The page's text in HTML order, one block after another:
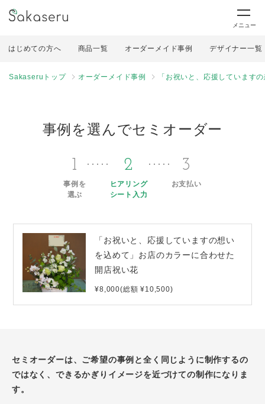
メニュー
はじめての方へ 商品一覧 オーダーメイド事例 デザイナー一覧
Sakaseruトップ オーダーメイド事例 「お祝いと、応援しています
事例を選んでセミオーダー
1
事例を
選ぶ
2
ヒアリング
シート入力
3
お支払い
「お祝いと、応援していますの想い
を込めて」お店のカラーに合わせた
開店祝い花
¥8,000(総額 ¥10,500)
セミオーダーは、ご希望の事例と全く同じように制作するの
ではなく、できるかぎりイメージを近づけての制作になりま
す。